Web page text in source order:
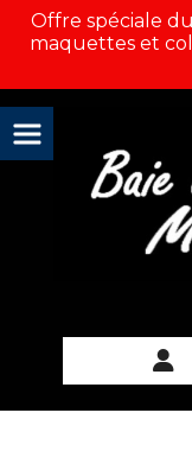
Offre spéciale
maquettes et
Panneau de gestion des